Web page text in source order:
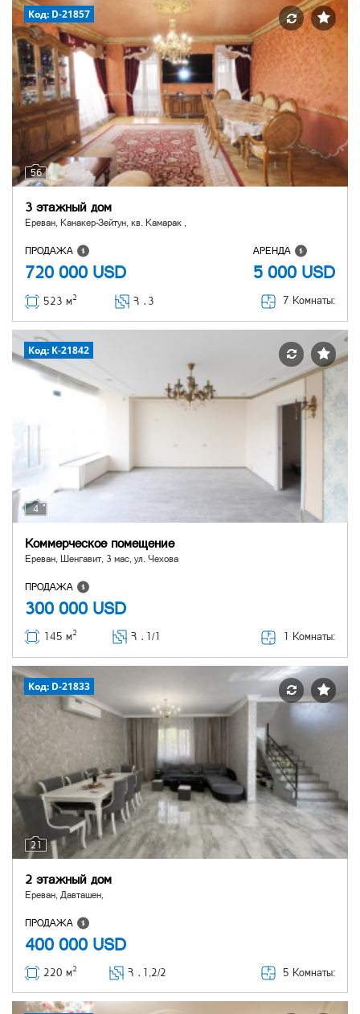
56
Код: D-21857
3 этажный дом
Ереван, Канакер-Зейтун, кв. Камарак ,
ПРОДАЖА
720 000 USD
АРЕНДА
5 000 USD
523 м2 Հ ․ 3 7 Комнаты:
4
Код: K-21842
Коммерческое помещение
Ереван, Шенгавит, 3 мас, ул. Чехова
ПРОДАЖА
300 000 USD
145 м2 Հ ․ 1/1 1 Комнаты:
21
Код: D-21833
2 этажный дом
Ереван, Давташен,
ПРОДАЖА
400 000 USD
220 м2 Հ ․ 1,2/2 5 Комнаты: